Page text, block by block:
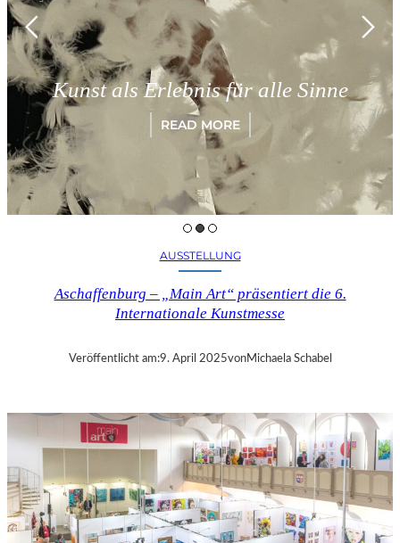
Kunst als Erlebnis für alle Sinne
READ MORE
AUSSTELLUNG
Aschaffenburg – „Main Art“ präsentiert die 6.
Internationale Kunstmesse
Veröffentlicht am:9. April 2025vonMichaela Schabel